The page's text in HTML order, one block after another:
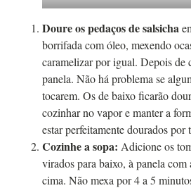
Doure os pedaços de salsicha
borrifada com óleo, mexendo
caramelizar por igual. Depois de
panela. Não há problema se
tocarem. Os de baixo ficarão
cozinhar no vapor e manter a
estar perfeitamente dourados por
Cozinhe a sopa: Adicione os
virados para baixo, à panela
cima. Não mexa por 4 a 5